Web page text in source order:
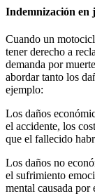
Indemnización en
Cuando un
tener derecho a
demanda por
abordar tanto los
ejemplo:
Los daños
el accidente, los
que el fallecido
Los daños no
el sufrimiento
mental causada por